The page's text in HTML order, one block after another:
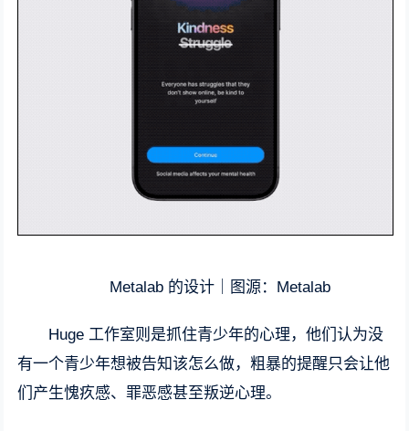
Metalab 的设计｜图源：Metalab
Huge 工作室则是抓住青少年的心理，他们认为没
有一个青少年想被告知该怎么做，粗暴的提醒只会让他
们产生愧疚感、罪恶感甚至叛逆心理。